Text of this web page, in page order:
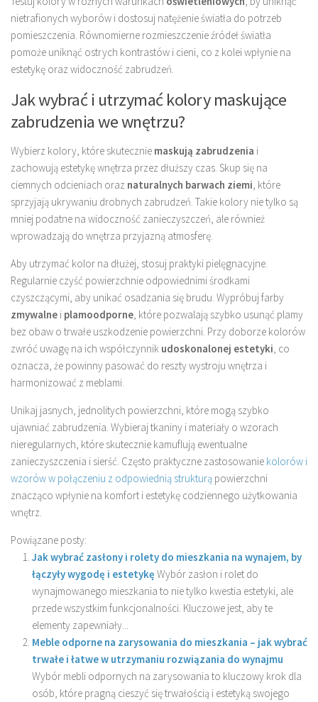
nietrafionych wyborów i dostosuj natężenie światła do potrzeb
pomieszczenia. Równomierne rozmieszczenie źródeł światła
pomoże uniknąć ostrych kontrastów i cieni, co z kolei wpłynie na
estetykę oraz widoczność zabrudzeń.
Jak wybrać i utrzymać kolory maskujące
zabrudzenia we wnętrzu?
Wybierz kolory, które skutecznie maskują zabrudzenia i
zachowują estetykę wnętrza przez dłuższy czas. Skup się na
ciemnych odcieniach oraz naturalnych barwach ziemi, które
sprzyjają ukrywaniu drobnych zabrudzeń. Takie kolory nie tylko są
mniej podatne na widoczność zanieczyszczeń, ale również
wprowadzają do wnętrza przyjazną atmosferę.
Aby utrzymać kolor na dłużej, stosuj praktyki pielęgnacyjne.
Regularnie czyść powierzchnie odpowiednimi środkami
czyszczącymi, aby unikać osadzania się brudu. Wypróbuj farby
zmywalne i plamoodporne, które pozwalają szybko usunąć plamy
bez obaw o trwałe uszkodzenie powierzchni. Przy doborze kolorów
zwróć uwagę na ich współczynnik udoskonalonej estetyki, co
oznacza, że powinny pasować do reszty wystroju wnętrza i
harmonizować z meblami.
Unikaj jasnych, jednolitych powierzchni, które mogą szybko
ujawniać zabrudzenia. Wybieraj tkaniny i materiały o wzorach
nieregularnych, które skutecznie kamuflują ewentualne
zanieczyszczenia i sierść. Często praktyczne zastosowanie kolorów i
wzorów w połączeniu z odpowiednią strukturą powierzchni
znacząco wpłynie na komfort i estetykę codziennego użytkowania
wnętrz.
Powiązane posty:
Jak wybrać zasłony i rolety do mieszkania na wynajem, by
łączyły wygodę i estetykę Wybór zasłon i rolet do
wynajmowanego mieszkania to nie tylko kwestia estetyki, ale
przede wszystkim funkcjonalności. Kluczowe jest, aby te
elementy zapewniały...
Meble odporne na zarysowania do mieszkania – jak wybrać
trwałe i łatwe w utrzymaniu rozwiązania do wynajmu
Wybór mebli odpornych na zarysowania to kluczowy krok dla
osób, które pragną cieszyć się trwałością i estetyką swojego